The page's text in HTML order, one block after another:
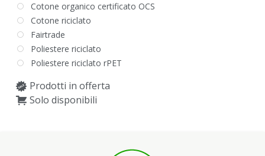
Cotone organico certificato OCS
Cotone riciclato
Fairtrade
Poliestere riciclato
Poliestere riciclato rPET
Prodotti in offerta
Solo disponibili